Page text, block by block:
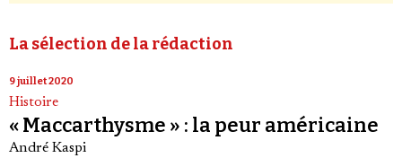
La sélection de la rédaction
9 juillet 2020
Histoire
« Maccarthysme » : la peur américaine
André Kaspi